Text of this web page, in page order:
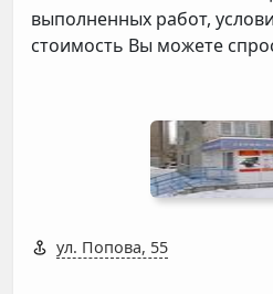
выполненных работ,
стоимость Вы можете
ул. Попова, 55